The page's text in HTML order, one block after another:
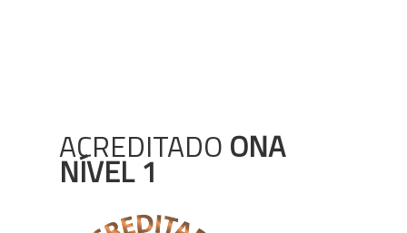
ACREDITADO ONA
NÍVEL 1